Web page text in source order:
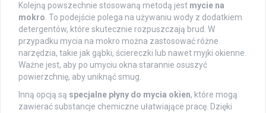
Kolejną powszechnie stosowaną metodą jest mycie na
mokro . To podejście polega na używaniu wody z dodatkiem
detergentów, które skutecznie rozpuszczają brud. W
przypadku mycia na mokro można zastosować różne
narzędzia, takie jak gąbki, ściereczki lub nawet myjki okienne.
Ważne jest, aby po umyciu okna starannie osuszyć
powierzchnię, aby uniknąć smug.
Inną opcją są specjalne płyny do mycia okien, które mogą
zawierać substancje chemiczne ułatwiające pracę. Dzięki